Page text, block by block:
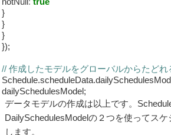
}
}
}
});
// 作成したモデルをグローバルからたどれ
dailySchedulesModel;
データモデルの作成は以上です。
DailySchedulesModelの２つを使ってス
します。